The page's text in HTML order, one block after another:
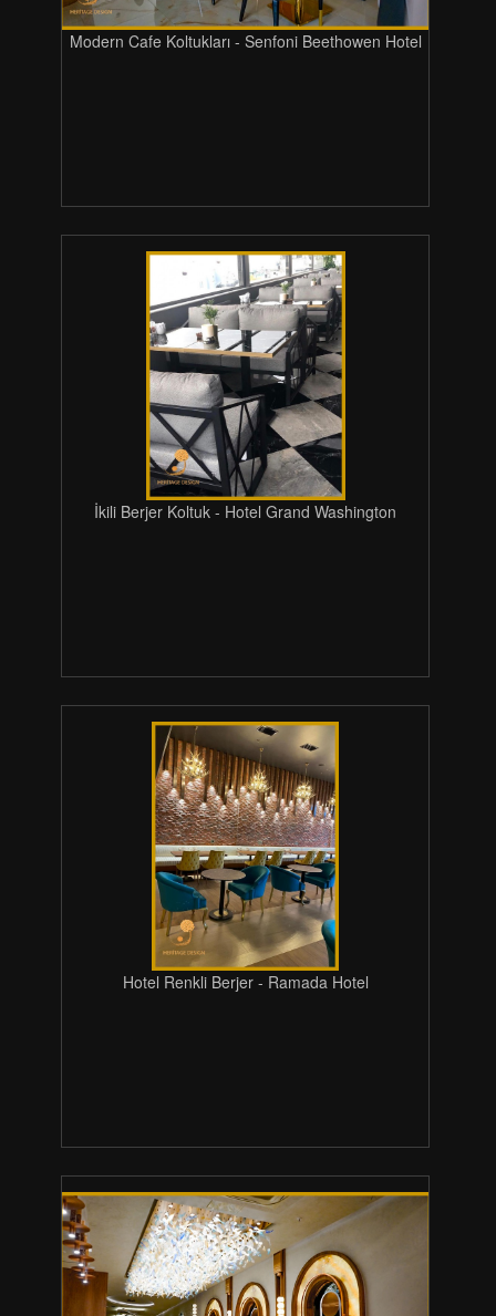
Modern Cafe Koltukları - Senfoni Beethowen Hotel
İkili Berjer Koltuk - Hotel Grand Washington
Hotel Renkli Berjer - Ramada Hotel